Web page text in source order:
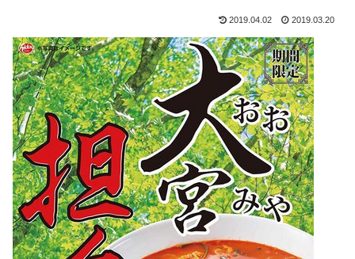
2019.04.02 2019.03.20